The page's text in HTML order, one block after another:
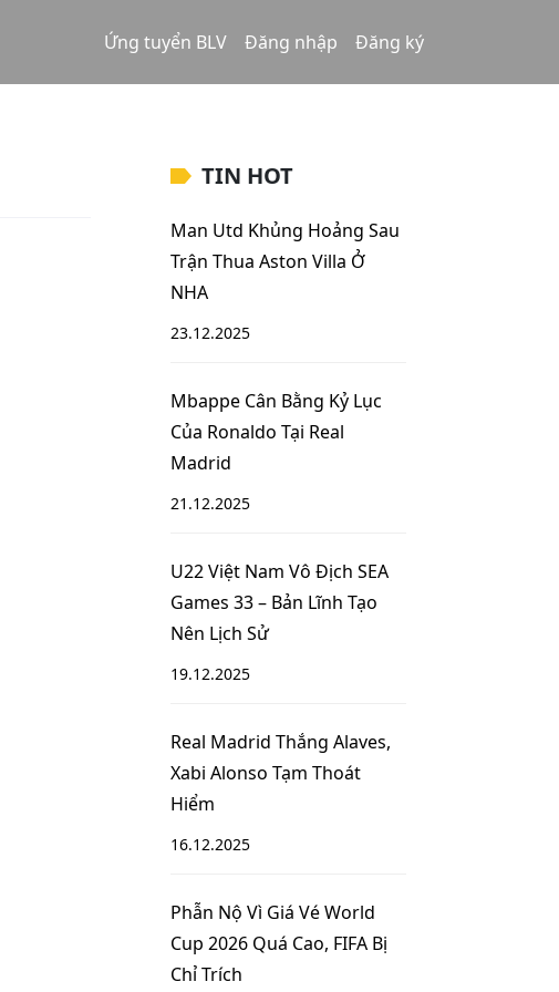
Ứng tuyển BLV Đăng nhập Đăng ký
TIN HOT
Man Utd Khủng Hoảng Sau
Trận Thua Aston Villa Ở
NHA
23.12.2025
Mbappe Cân Bằng Kỷ Lục
Của Ronaldo Tại Real
Madrid
21.12.2025
U22 Việt Nam Vô Địch SEA
Games 33 – Bản Lĩnh Tạo
Nên Lịch Sử
19.12.2025
Real Madrid Thắng Alaves,
Xabi Alonso Tạm Thoát
Hiểm
16.12.2025
Phẫn Nộ Vì Giá Vé World
Cup 2026 Quá Cao, FIFA Bị
Chỉ Trích